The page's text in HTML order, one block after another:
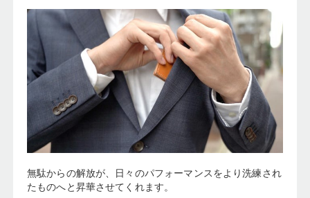
無駄からの解放が、日々のパフォーマンスをより洗練され
たものへと昇華させてくれます。